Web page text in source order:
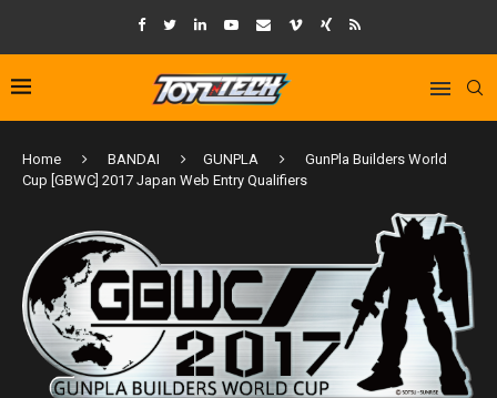
Home BANDAI GUNPLA
GunPla Builders World
Cup [GBWC] 2017 Japan Web Entry Qualifiers